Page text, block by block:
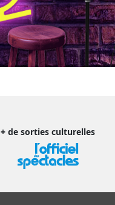
+ de sorties culturelles